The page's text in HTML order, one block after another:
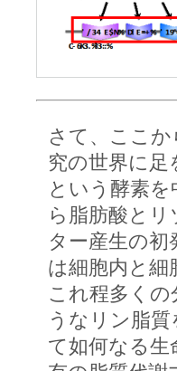
さて、ここ
究の世界に
という酵素
ら脂肪酸と
ター産生の
は細胞内と細
これ程多く
うなリン脂
て如何なる